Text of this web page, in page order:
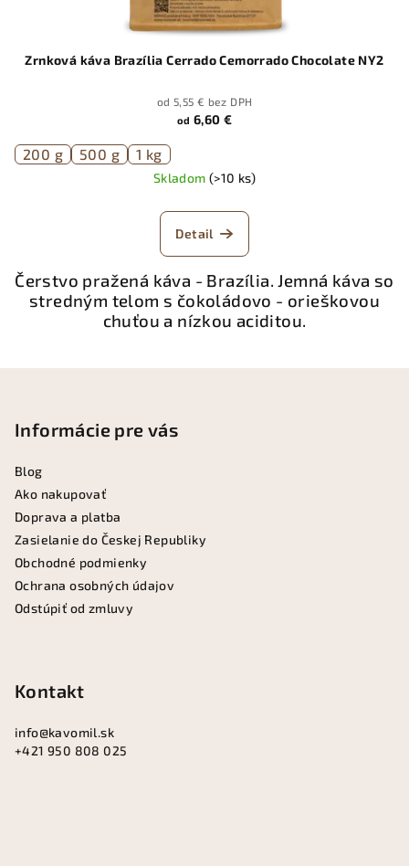
Zrnková káva Brazília Cerrado Cemorrado Chocolate NY2
od 5,55 € bez DPH
od 6,60 €
200 g 500 g 1 kg
Skladom (>10 ks)
Detail
Čerstvo pražená káva - Brazília. Jemná káva so
stredným telom s čokoládovo - orieškovou
chuťou a nízkou aciditou.
Informácie pre vás
Blog
Ako nakupovať
Doprava a platba
Zasielanie do Českej Republiky
Obchodné podmienky
Ochrana osobných údajov
Odstúpiť od zmluvy
Kontakt
info@kavomil.sk
+421 950 808 025